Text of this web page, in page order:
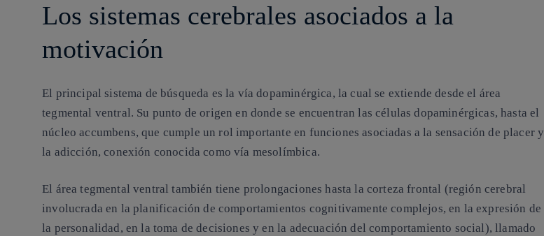
Los sistemas cerebrales asociados a la
motivación
El principal sistema de búsqueda es la vía dopaminérgica, la cual se extiende desde el área
tegmental ventral. Su punto de origen en donde se encuentran las células dopaminérgicas,hasta el
núcleo accumbens, que cumple un rol importante en funciones asociadas a la sensación de placer y
la adicción, conexión conocida como vía mesolímbica.
El área tegmental ventral también tiene prolongaciones hasta la corteza frontal (región cerebral
involucrada en la planificación de comportamientos cognitivamente complejos, en la expresión de
la personalidad, en la toma de decisiones y en la adecuación del comportamiento social), llamado